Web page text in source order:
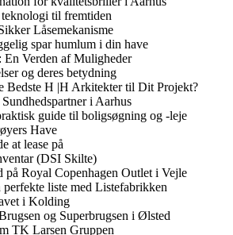
til fremtiden
Låsemekanisme
spar humlum i din have
Verden af Muligheder
og deres betydning
Bedste H |H Arkitekter til Dit Projekt?
i Aarhus
guide til boligsøgning og -leje
Have
at lease på
(DSI Skilte)
på Royal Copenhagen Outlet i Vejle
liste med Listefabrikken
i Kolding
og Superbrugsen i Ølsted
TK Larsen Gruppen